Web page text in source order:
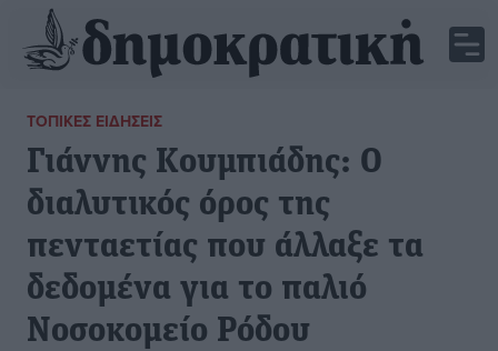
ΤΟΠΙΚΈΣ ΕΙΔΉΣΕΙΣ
Γιάννης Κουμπιάδης: Ο
διαλυτικός όρος της
πενταετίας που άλλαξε τα
δεδομένα για το παλιό
Νοσοκομείο Ρόδου